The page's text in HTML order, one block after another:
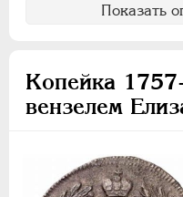
Показать
Копейка
вензелем